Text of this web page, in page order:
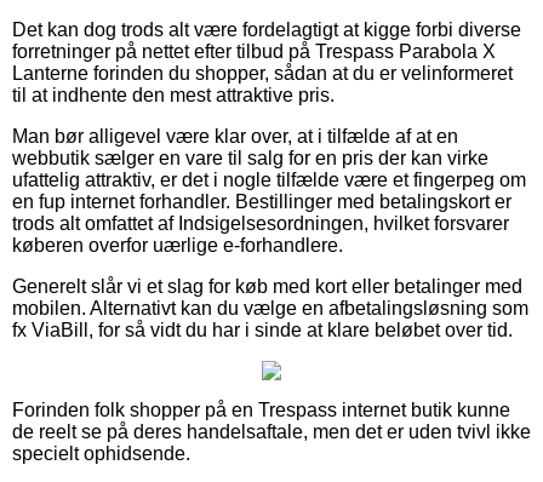
Det kan dog trods alt være fordelagtigt at kigge forbi diverse
forretninger på nettet efter tilbud på Trespass Parabola X
Lanterne forinden du shopper, sådan at du er velinformeret
til at indhente den mest attraktive pris.
Man bør alligevel være klar over, at i tilfælde af at en
webbutik sælger en vare til salg for en pris der kan virke
ufattelig attraktiv, er det i nogle tilfælde være et fingerpeg om
en fup internet forhandler. Bestillinger med betalingskort er
trods alt omfattet af Indsigelsesordningen, hvilket forsvarer
køberen overfor uærlige e-forhandlere.
Generelt slår vi et slag for køb med kort eller betalinger med
mobilen. Alternativt kan du vælge en afbetalingsløsning som
fx ViaBill, for så vidt du har i sinde at klare beløbet over tid.
Forinden folk shopper på en Trespass internet butik kunne
de reelt se på deres handelsaftale, men det er uden tvivl ikke
specielt ophidsende.